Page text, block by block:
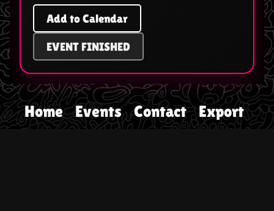
Add to Calendar
EVENT FINISHED
Home Events Contact Export